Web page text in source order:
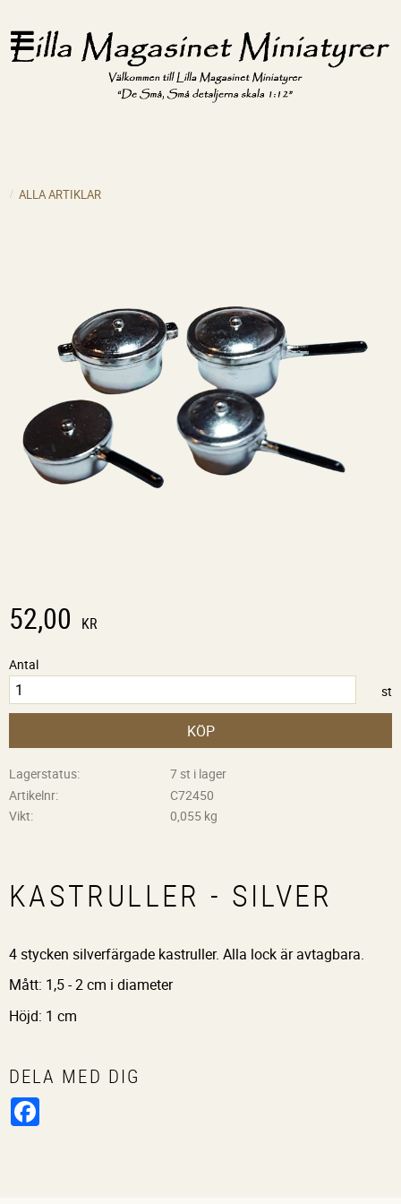
ALLA ARTIKLAR
52,00 KR
Antal
st
KÖP
Lagerstatus
7 st i lager
Artikelnr
C72450
Vikt
0,055 kg
KASTRULLER - SILVER
4 stycken silverfärgade kastruller. Alla lock är avtagbara.
Mått: 1,5 - 2 cm i diameter
Höjd: 1 cm
DELA MED DIG